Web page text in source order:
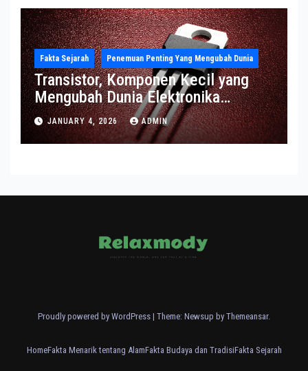
Fakta Sejarah Penemuan Penting Yang Mengubah Dunia
Transistor, Komponen Kecil yang
Mengubah Dunia Elektronika
Modern
JANUARY 4, 2026 ADMIN
Proudly powered by WordPress | Theme: Newsup by Themeansar.
HomeFakta Menarik tentang AlamFakta Budaya dan TradisiFakta Sejarah